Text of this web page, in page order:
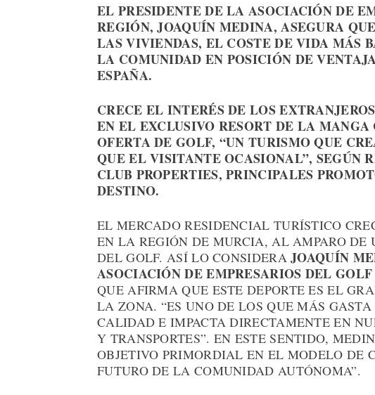
EL PRESIDENTE DE LA ASOCIACIÓN DE
REGIÓN, JOAQUÍN MEDINA, ASEGURA
LAS VIVIENDAS, EL COSTE DE VIDA MÁS
LA COMUNIDAD EN POSICIÓN DE
ESPAÑA.
CRECE EL INTERÉS DE LOS
EN EL EXCLUSIVO RESORT DE LA MANGA
OFERTA DE GOLF, “UN TURISMO QUE
QUE EL VISITANTE OCASIONAL”, SEGÚN
CLUB PROPERTIES, PRINCIPALES
DESTINO.
EL MERCADO RESIDENCIAL TURÍSTICO
EN LA REGIÓN DE MURCIA, AL AMPARO DE
DEL GOLF. ASÍ LO CONSIDERAJOAQUÍN
ASOCIACIÓN DE EMPRESARIOS DEL
QUE AFIRMA QUE ESTE DEPORTE ES EL
LA ZONA. “ES UNO DE LOS QUE MÁS
CALIDAD E IMPACTA DIRECTAMENTE EN
Y TRANSPORTES”. EN ESTE SENTIDO,
OBJETIVO PRIMORDIAL EN EL MODELO DE
FUTURO DE LA COMUNIDAD AUTÓNOMA”.